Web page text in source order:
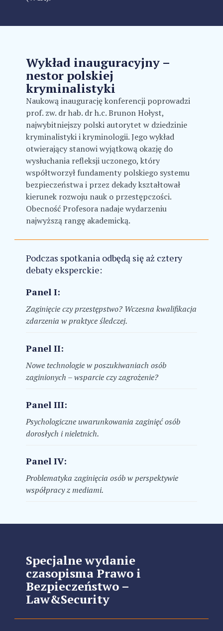
Wykład inauguracyjny –
nestor polskiej
kryminalistyki
Naukową inaugurację konferencji poprowadzi
prof. zw. dr hab. dr h.c. Brunon Hołyst,
najwybitniejszy polski autorytet w dziedzinie
kryminalistyki i kryminologii. Jego wykład
otwierający stanowi wyjątkową okazję do
wysłuchania refleksji uczonego, który
współtworzył fundamenty polskiego systemu
bezpieczeństwa i przez dekady kształtował
kierunek rozwoju nauk o przestępczości.
Obecność Profesora nadaje wydarzeniu
najwyższą rangę akademicką.
Podczas spotkania odbędą się aż cztery
debaty eksperckie:
Panel I:
Zaginięcie czy przestępstwo? Wczesna kwalifikacja
zdarzenia w praktyce śledczej.
Panel II:
Nowe technologie w poszukiwaniach osób
zaginionych – wsparcie czy zagrożenie?
Panel III:
Psychologiczne uwarunkowania zaginięć osób
dorosłych i nieletnich.
Panel IV:
Problematyka zaginięcia osób w perspektywie
współpracy z mediami.
Specjalne wydanie
czasopisma Prawo i
Bezpieczeństwo –
Law&Security